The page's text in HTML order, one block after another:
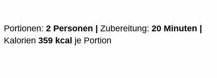
Portionen: 2 Personen | Zubereitung: 20 Minuten |
Kalorien 359 kcal je Portion